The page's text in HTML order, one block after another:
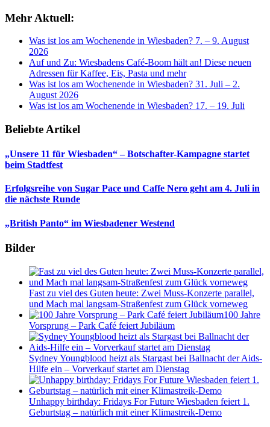
Mehr Aktuell:
Was ist los am Wochenende in Wiesbaden? 7. – 9. August
2026
Auf und Zu: Wiesbadens Café-Boom hält an! Diese neuen
Adressen für Kaffee, Eis, Pasta und mehr
Was ist los am Wochenende in Wiesbaden? 31. Juli – 2.
August 2026
Was ist los am Wochenende in Wiesbaden? 17. – 19. Juli
Beliebte Artikel
„Unsere 11 für Wiesbaden“ – Botschafter-Kampagne startet
beim Stadtfest
Erfolgsreihe von Sugar Pace und Caffe Nero geht am 4. Juli in
die nächste Runde
„British Panto“ im Wiesbadener Westend
Bilder
Fast zu viel des Guten heute: Zwei Muss-Konzerte parallel,
und Mach mal langsam-Straßenfest zum Glück vorneweg
100 Jahre
Vorsprung – Park Café feiert Jubiläum
Sydney Youngblood heizt als Stargast bei Ballnacht der Aids-
Hilfe ein – Vorverkauf startet am Dienstag
Unhappy birthday: Fridays For Future Wiesbaden feiert 1.
Geburtstag – natürlich mit einer Klimastreik-Demo